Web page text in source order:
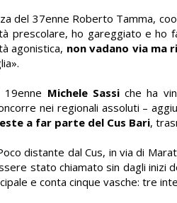
del 37enne Roberto Tamma,
prescolare, ho gareggiato e ho
agonistica, non vadano via ma
Michele Sassiche ha
nei regionali assoluti –
a far parte del Cus Bari,
distante dal Cus, in via di
stato chiamato sin dagli inizi
e conta cinque vasche: tre